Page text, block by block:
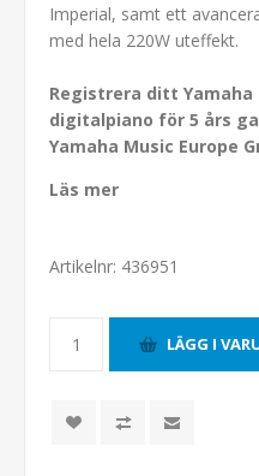
Imperial, samt ett
med hela 220W uteffekt.
Registrera ditt Yamaha
digitalpiano för 5 års
Yamaha Music Europe
Läs mer
Artikelnr: 436951